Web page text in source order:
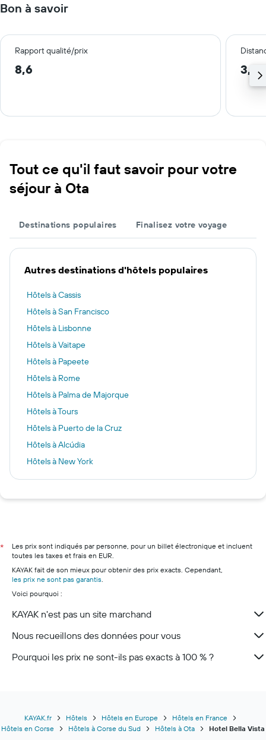
Bon à savoir
Rapport qualité/prix
8,6 3,5
Tout ce qu'il faut savoir pour votre
séjour à Ota
Destinations populaires Finalisez votre voyage
Autres destinations d'hôtels populaires
Hôtels à Cassis
Hôtels à San Francisco
Hôtels à Lisbonne
Hôtels à Vaitape
Hôtels à Papeete
Hôtels à Rome
Hôtels à Palma de Majorque
Hôtels à Tours
Hôtels à Puerto de la Cruz
Hôtels à Alcúdia
Hôtels à New York
Hôtels à Paris
Hôtels à Porto-Vecchio
Hôtels à Bastia
Hôtels à Calvi
Hôtels à Bonifacio
Hôtels à L'Île-Rousse
*
Les prix sont indiqués par personne, pour un billet électronique et incluent
toutes les taxes et frais en EUR.
KAYAK fait de son mieux pour obtenir des prix exacts. Cependant,
les prix ne sont pas garantis.
Voici pourquoi :
KAYAK n'est pas un site marchand
Nous recueillons des données pour vous
Pourquoi les prix ne sont-ils pas exacts à 100 % ?
KAYAK.fr Hôtels Hôtels en Europe
Hôtels en France
Hôtels en Corse
Hôtels à Corse du Sud Hôtels à Ota Hotel Bella Vista